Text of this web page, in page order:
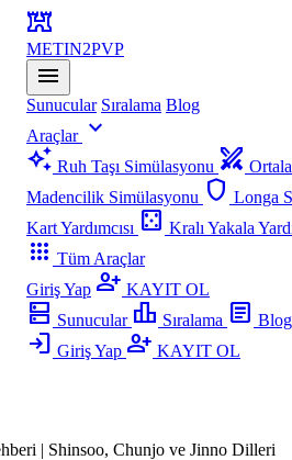
fort
METIN2PVP
menu
Sunucular Sıralama Blog
Araçlar expand_more
auto_awesome Ruh Taşı Simülasyonu swords
Madencilik Simülasyonu shield Longa
Kart Yardımcısı casino Kralı Yakala
apps Tüm Araçlar
Giriş Yap person_add KAYIT OL
dns Sunucular leaderboard Sıralama article Blog
login Giriş Yap person_add KAYIT OL
| Shinsoo, Chunjo ve Jinno Dilleri